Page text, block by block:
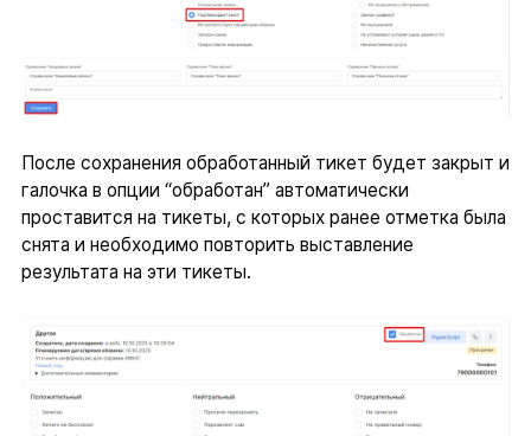
После сохранения обработанный тикет будет закрыт и
галочка в опции “обработан” автоматически
проставится на тикеты, с которых ранее отметка была
снята и необходимо повторить выставление
результата на эти тикеты.